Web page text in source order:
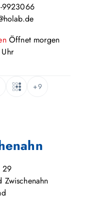
9923066
Öffnet morgen
Uhr
+9
29
Zwischenahn